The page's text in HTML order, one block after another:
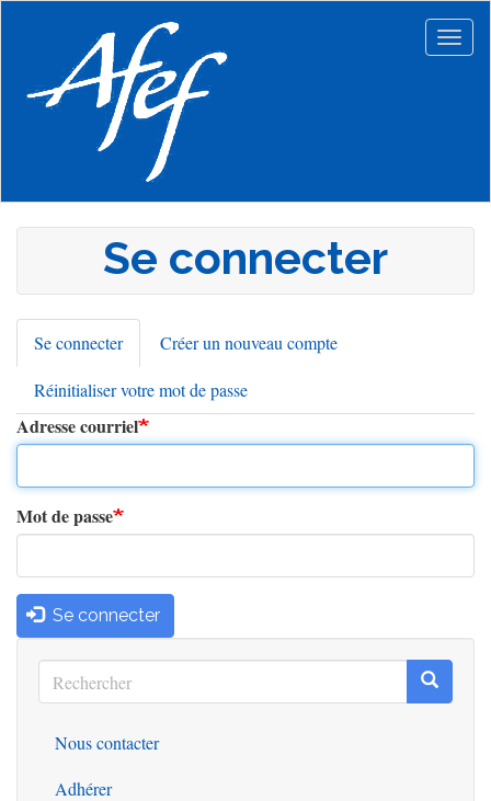
principal
Se connecter
Onglets
principaux
Se connecter(onglet
actif)
Créer un nouveau compte
Réinitialiser votre mot de passe
Adresse courriel
Mot de passe
Se connecter
Rechercher
Rechercher
Outils
Nous contacter
Adhérer